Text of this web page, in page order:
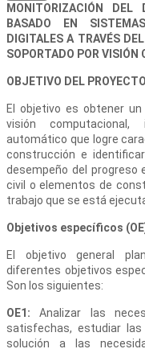
MONITORIZACIÓN DEL
BASADO EN
DIGITALES A TRAVÉS
SOPORTADO POR
OBJETIVO DEL PROYECTO
El objetivo es obtener
visión computacional,
automático que logre
construcción e
desempeño del
civil o elementos de
trabajo que se está
Objetivos específicos
El objetivo general
diferentes objetivos
Son los siguientes:
OE1: Analizar las
satisfechas, estudiar
solución a las